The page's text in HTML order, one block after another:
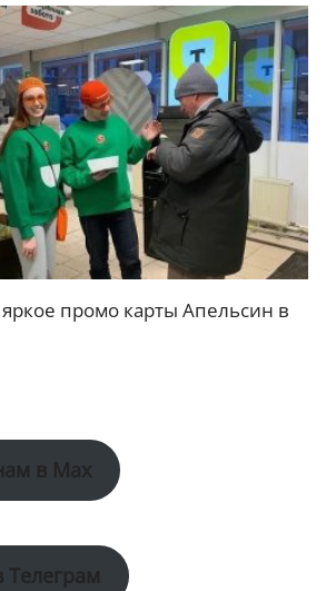
промо карты Апельсин в
в Max
Телеграм